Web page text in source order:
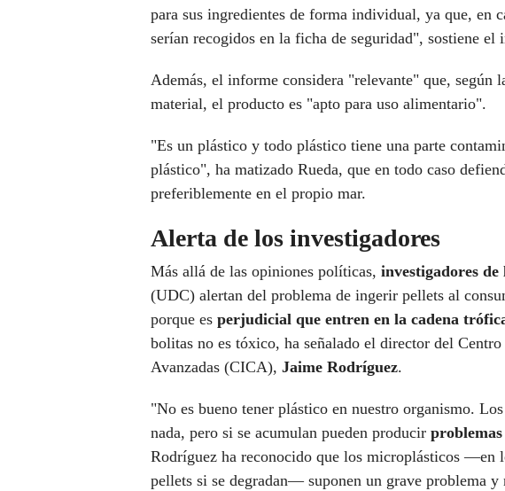
para sus ingredientes de forma individual, ya que, en
serían recogidos en la ficha de seguridad", sostiene el
Además, el informe considera "relevante" que, según
material, el producto es "apto para uso alimentario".
"Es un plástico y todo plástico tiene una parte
plástico", ha matizado Rueda, que en todo caso
preferiblemente en el propio mar.
Alerta de los investigadores
Más allá de las opiniones políticas, investigadores
(UDC) alertan del problema de ingerir pellets al
porque es perjudicial que entren en la cadena
bolitas no es tóxico, ha señalado el director del
Avanzadas (CICA), Jaime Rodríguez.
"No es bueno tener plástico en nuestro organismo.
nada, pero si se acumulan pueden producir
Rodríguez ha reconocido que los microplásticos —en
pellets si se degradan— suponen un grave problema